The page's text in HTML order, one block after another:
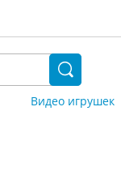
Видео игрушек